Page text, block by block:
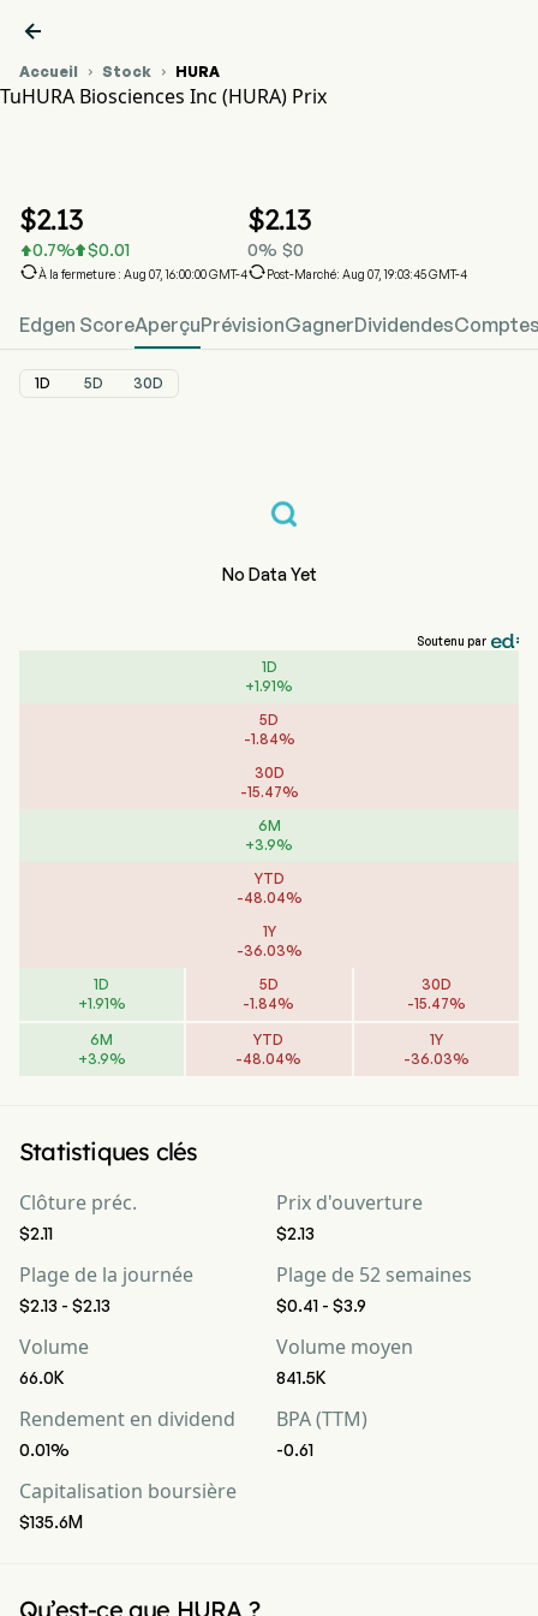

Accueil  Stock  HURA
TuHURA Biosciences Inc (HURA) Prix
$2.13
0.7% $0.01
À la fermeture : Aug 07, 16:00:00 GMT-4
$2.13
0% $0
Post-Marché: Aug 07, 19:03:45 GMT-4
Edgen ScoreAperçuPrévisionGagnerDividendes
1D 5D 30D
No Data Yet
Soutenu par
1D
+1.91%
5D
-1.84%
30D
-15.47%
6M
+3.9%
YTD
-48.04%
1Y
-36.03%
1D
+1.91%
5D
-1.84%
30D
-15.47%
6M
+3.9%
YTD
-48.04%
1Y
-36.03%
Statistiques clés
Clôture préc.
$2.11
Prix d'ouverture
$2.13
Plage de la journée
$2.13 - $2.13
Plage de 52 semaines
$0.41 - $3.9
Volume
66.0K
Volume moyen
841.5K
Rendement en dividend
0.01%
BPA (TTM)
-0.61
Capitalisation boursière
$135.6M
Qu’est-ce que HURA ?